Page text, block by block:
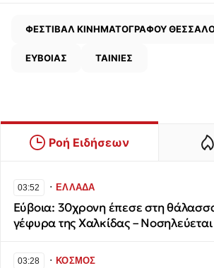
ΦΕΣΤΙΒΑΛ ΚΙΝΗΜΑΤΟΓΡΑΦΟΥ
ΕΥΒΟΙΑΣ ΤΑΙΝΙΕΣ
Ροή Ειδήσεων
03:52 ∙ΕΛΛΑΔΑ
Εύβοια: 30χρονη έπεσε στη
γέφυρα της Χαλκίδας –
03:28 ∙ΚΟΣΜΟΣ